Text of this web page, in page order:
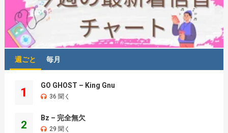
週ごと 毎月
1
GO GHOST – King Gnu
36 聞く
2
Bz – 完全無欠
29 聞く